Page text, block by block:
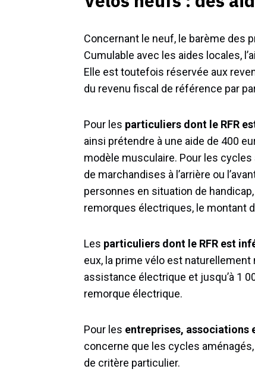
Concernant le neuf, le barème des
Cumulable avec les aides locales,
Elle est toutefois réservée aux
du revenu fiscal de référence par
Pour les particuliers dont le RFR
ainsi prétendre à une aide de 400
modèle musculaire. Pour les
de marchandises à l’arrière ou
personnes en situation de
remorques électriques, le montant
Les particuliers dont le RFR est
eux, la prime vélo est
assistance électrique et jusqu’à 1
remorque électrique.
Pour les entreprises, associations
concerne que les cycles
de critère particulier.